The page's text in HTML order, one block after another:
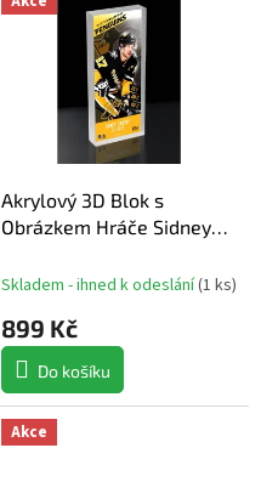
Akrylový 3D Blok s
Obrázkem Hráče Sidney
Skladem - ihned k odeslání(1 ks)
899 Kč
Do košíku
Akce